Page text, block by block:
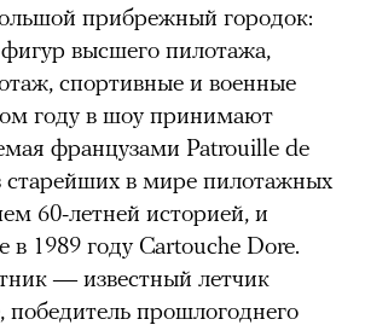
прибрежный городок:
высшего пилотажа,
спортивные и военные
году в шоу принимают
французами Patrouille de
старейших в мире пилотажных
60-летней историей, и
в 1989 году Cartouche Dore.
— известный летчик
победитель прошлогоднего